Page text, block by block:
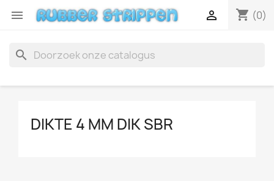
 shopping_cart (0)

search
DIKTE 4 MM DIK SBR